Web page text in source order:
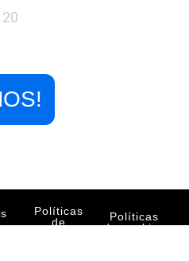
Políticas
de
Políticas
de cookies